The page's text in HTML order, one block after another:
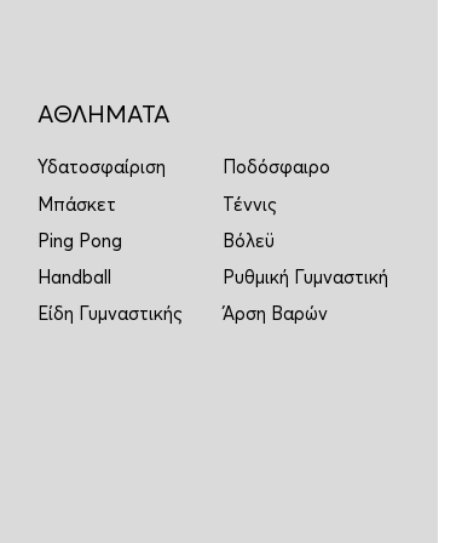
ΑΘΛΗΜΑΤΑ
Υδατοσφαίριση
Ποδόσφαιρο
Μπάσκετ
Τέννις
Ping Pong
Βόλεϋ
Handball
Ρυθμική Γυμναστική
Είδη Γυμναστικής
Άρση Βαρών